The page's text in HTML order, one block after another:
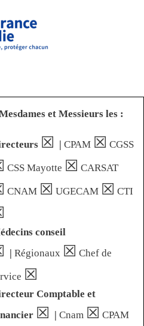
et Messieurs les :
☒ | CPAM ☒ CGSS
CSS Mayotte ☒ CARSAT
CNAM ☒ UGECAM ☒ CTI
conseil
| Régionaux ☒ Chef de
☒
Comptable et
☒ | Cnam ☒ CPAM